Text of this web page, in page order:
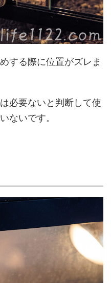
する際に位置がズレま
必要ないと判断して使
ないです。